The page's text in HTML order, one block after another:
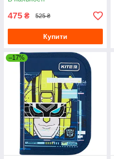
475 ₴ 525 ₴
Купити
–17%